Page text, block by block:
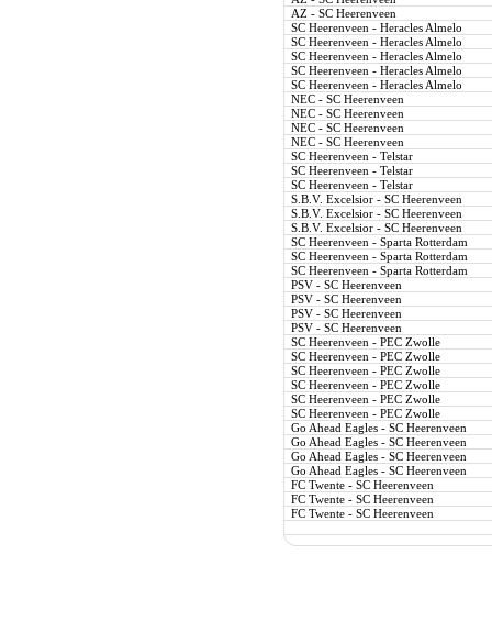
AZ - SC Heerenveen
SC Heerenveen - Heracles Almelo
SC Heerenveen - Heracles Almelo
SC Heerenveen - Heracles Almelo
SC Heerenveen - Heracles Almelo
SC Heerenveen - Heracles Almelo
NEC - SC Heerenveen
NEC - SC Heerenveen
NEC - SC Heerenveen
NEC - SC Heerenveen
SC Heerenveen - Telstar
SC Heerenveen - Telstar
SC Heerenveen - Telstar
S.B.V. Excelsior - SC Heerenveen
S.B.V. Excelsior - SC Heerenveen
S.B.V. Excelsior - SC Heerenveen
SC Heerenveen - Sparta Rotterdam
SC Heerenveen - Sparta Rotterdam
SC Heerenveen - Sparta Rotterdam
PSV - SC Heerenveen
PSV - SC Heerenveen
PSV - SC Heerenveen
PSV - SC Heerenveen
SC Heerenveen - PEC Zwolle
SC Heerenveen - PEC Zwolle
SC Heerenveen - PEC Zwolle
SC Heerenveen - PEC Zwolle
SC Heerenveen - PEC Zwolle
SC Heerenveen - PEC Zwolle
Go Ahead Eagles - SC Heerenveen
Go Ahead Eagles - SC Heerenveen
Go Ahead Eagles - SC Heerenveen
Go Ahead Eagles - SC Heerenveen
FC Twente - SC Heerenveen
FC Twente - SC Heerenveen
FC Twente - SC Heerenveen